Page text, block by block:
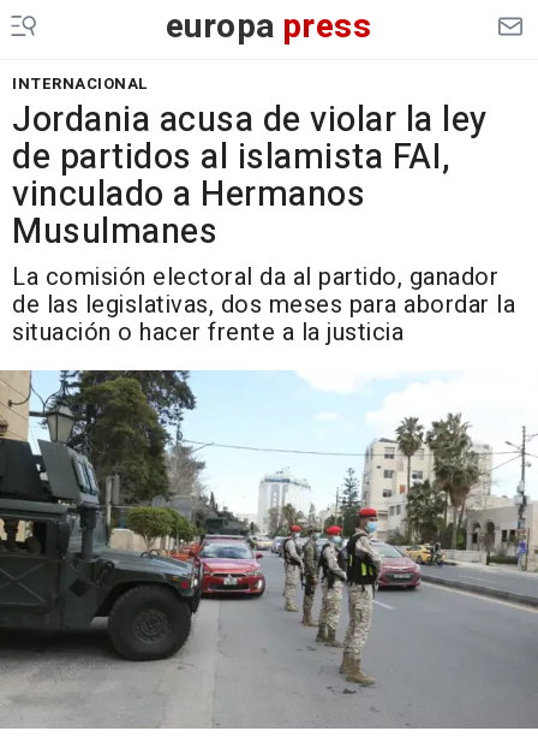
europa press
INTERNACIONAL
Jordania acusa de violar la ley
de partidos al islamista FAI,
vinculado a Hermanos
Musulmanes
La comisión electoral da al partido, ganador
de las legislativas, dos meses para abordar la
situación o hacer frente a la justicia